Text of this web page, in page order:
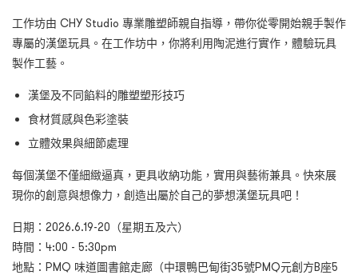
工作坊由 CHY Studio 專業雕塑師親自指導，帶你從零開始親手製作
專屬的漢堡玩具。在工作坊中，你將利用陶泥進行實作，體驗玩具
製作工藝。
漢堡及不同餡料的雕塑塑形技巧
食材質感與色彩塗裝
立體效果與細節處理
每個漢堡不僅細緻逼真，更具收納功能，實用與藝術兼具。快來展
現你的創意與想像力，創造出屬於自己的夢想漢堡玩具吧！
日期：2026.6.19-20（星期五及六）
時間：4:00 - 5:30pm
地點：PMQ 味道圖書館走廊（中環鴨巴甸街35號PMQ元創方B座5